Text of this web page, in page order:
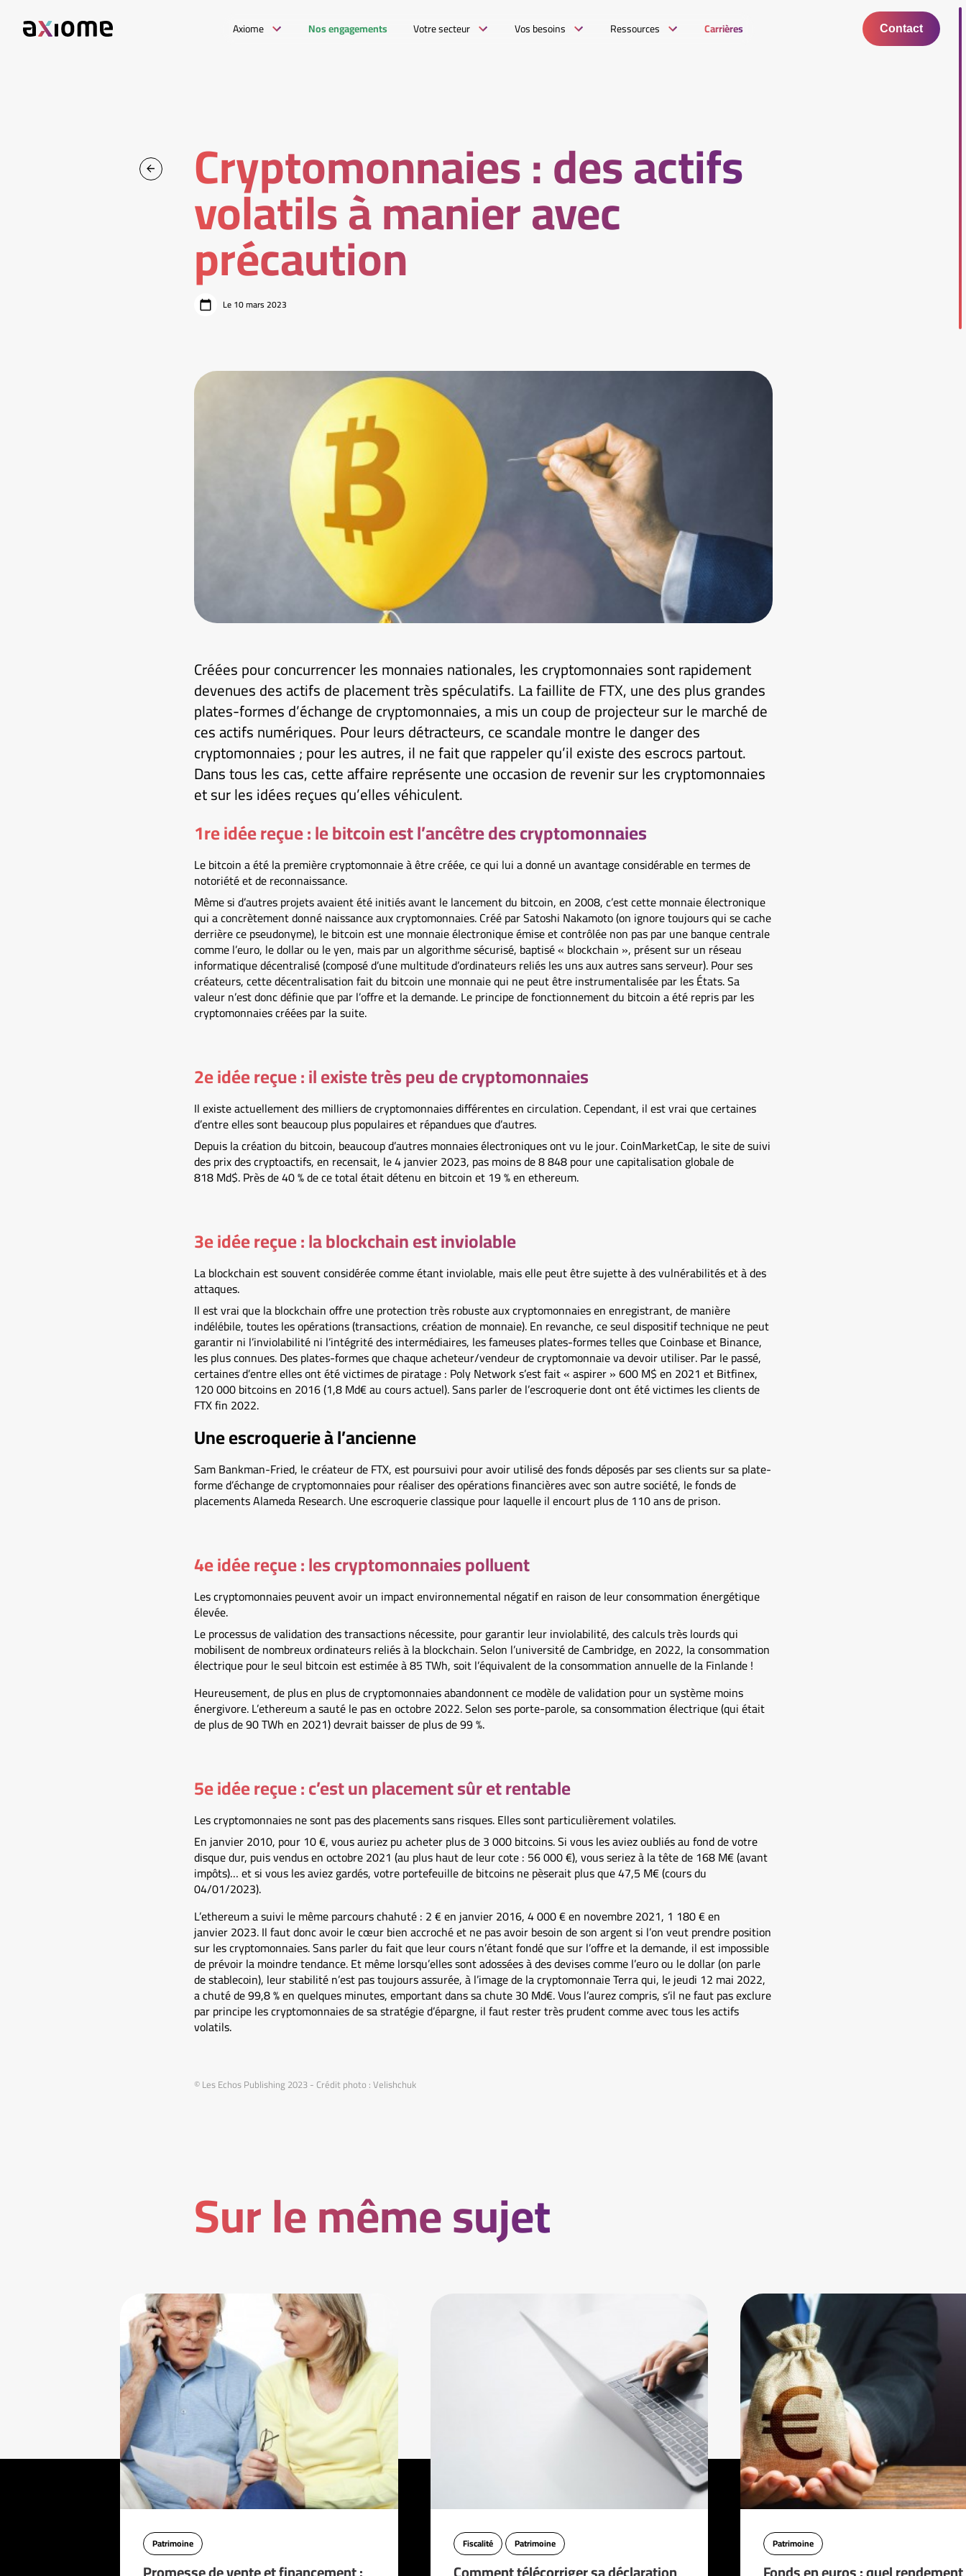
Axiome Nos engagements Votre secteur Vos besoins Ressources Carrières Contact
Cryptomonnaies : des actifs
volatils à manier avec
précaution
Le 10 mars 2023
Créées pour concurrencer les monnaies nationales, les cryptomonnaies sont rapidement
devenues des actifs de placement très spéculatifs. La faillite de FTX, une des plus grandes
plates-formes d’échange de cryptomonnaies, a mis un coup de projecteur sur le marché de
ces actifs numériques. Pour leurs détracteurs, ce scandale montre le danger des
cryptomonnaies ; pour les autres, il ne fait que rappeler qu’il existe des escrocs partout.
Dans tous les cas, cette affaire représente une occasion de revenir sur les cryptomonnaies
et sur les idées reçues qu’elles véhiculent.
1re idée reçue : le bitcoin est l’ancêtre des cryptomonnaies
Le bitcoin a été la première cryptomonnaie à être créée, ce qui lui a donné un avantage considérable en termes de
notoriété et de reconnaissance.
Même si d’autres projets avaient été initiés avant le lancement du bitcoin, en 2008, c’est cette monnaie électronique
qui a concrètement donné naissance aux cryptomonnaies. Créé par Satoshi Nakamoto (on ignore toujours qui se cache
derrière ce pseudonyme), le bitcoin est une monnaie électronique émise et contrôlée non pas par une banque centrale
comme l’euro, le dollar ou le yen, mais par un algorithme sécurisé, baptisé « blockchain », présent sur un réseau
informatique décentralisé (composé d’une multitude d’ordinateurs reliés les uns aux autres sans serveur). Pour ses
créateurs, cette décentralisation fait du bitcoin une monnaie qui ne peut être instrumentalisée par les États. Sa
valeur n’est donc définie que par l’offre et la demande. Le principe de fonctionnement du bitcoin a été repris par les
cryptomonnaies créées par la suite.
2e idée reçue : il existe très peu de cryptomonnaies
Il existe actuellement des milliers de cryptomonnaies différentes en circulation. Cependant, il est vrai que certaines
d’entre elles sont beaucoup plus populaires et répandues que d’autres.
Depuis la création du bitcoin, beaucoup d’autres monnaies électroniques ont vu le jour. CoinMarketCap, le site de suivi
des prix des cryptoactifs, en recensait, le 4 janvier 2023, pas moins de 8 848 pour une capitalisation globale de
818 Md$. Près de 40 % de ce total était détenu en bitcoin et 19 % en ethereum.
3e idée reçue : la blockchain est inviolable
La blockchain est souvent considérée comme étant inviolable, mais elle peut être sujette à des vulnérabilités et à des
attaques.
Il est vrai que la blockchain offre une protection très robuste aux cryptomonnaies en enregistrant, de manière
indélébile, toutes les opérations (transactions, création de monnaie). En revanche, ce seul dispositif technique ne peut
garantir ni l’inviolabilité ni l’intégrité des intermédiaires, les fameuses plates-formes telles que Coinbase et Binance,
les plus connues. Des plates-formes que chaque acheteur/vendeur de cryptomonnaie va devoir utiliser. Par le passé,
certaines d’entre elles ont été victimes de piratage : Poly Network s’est fait « aspirer » 600 M$ en 2021 et Bitfinex,
120 000 bitcoins en 2016 (1,8 Md€ au cours actuel). Sans parler de l’escroquerie dont ont été victimes les clients de
FTX fin 2022.
Une escroquerie à l’ancienne
Sam Bankman-Fried, le créateur de FTX, est poursuivi pour avoir utilisé des fonds déposés par ses clients sur sa plate-
forme d’échange de cryptomonnaies pour réaliser des opérations financières avec son autre société, le fonds de
placements Alameda Research. Une escroquerie classique pour laquelle il encourt plus de 110 ans de prison.
4e idée reçue : les cryptomonnaies polluent
Les cryptomonnaies peuvent avoir un impact environnemental négatif en raison de leur consommation énergétique
élevée.
Le processus de validation des transactions nécessite, pour garantir leur inviolabilité, des calculs très lourds qui
mobilisent de nombreux ordinateurs reliés à la blockchain. Selon l’université de Cambridge, en 2022, la consommation
électrique pour le seul bitcoin est estimée à 85 TWh, soit l’équivalent de la consommation annuelle de la Finlande !
Heureusement, de plus en plus de cryptomonnaies abandonnent ce modèle de validation pour un système moins
énergivore. L’ethereum a sauté le pas en octobre 2022. Selon ses porte-parole, sa consommation électrique (qui était
de plus de 90 TWh en 2021) devrait baisser de plus de 99 %.
5e idée reçue : c’est un placement sûr et rentable
Les cryptomonnaies ne sont pas des placements sans risques. Elles sont particulièrement volatiles.
En janvier 2010, pour 10 €, vous auriez pu acheter plus de 3 000 bitcoins. Si vous les aviez oubliés au fond de votre
disque dur, puis vendus en octobre 2021 (au plus haut de leur cote : 56 000 €), vous seriez à la tête de 168 M€ (avant
impôts)… et si vous les aviez gardés, votre portefeuille de bitcoins ne pèserait plus que 47,5 M€ (cours du
04/01/2023).
L’ethereum a suivi le même parcours chahuté : 2 € en janvier 2016, 4 000 € en novembre 2021, 1 180 € en
janvier 2023. Il faut donc avoir le cœur bien accroché et ne pas avoir besoin de son argent si l’on veut prendre position
sur les cryptomonnaies. Sans parler du fait que leur cours n’étant fondé que sur l’offre et la demande, il est impossible
de prévoir la moindre tendance. Et même lorsqu’elles sont adossées à des devises comme l’euro ou le dollar (on parle
de stablecoin), leur stabilité n’est pas toujours assurée, à l’image de la cryptomonnaie Terra qui, le jeudi 12 mai 2022,
a chuté de 99,8 % en quelques minutes, emportant dans sa chute 30 Md€. Vous l’aurez compris, s’il ne faut pas exclure
par principe les cryptomonnaies de sa stratégie d’épargne, il faut rester très prudent comme avec tous les actifs
volatils.
© Les Echos Publishing 2023 - Crédit photo : Velishchuk
Sur le même sujet
Patrimoine Fiscalité Patrimoine Patrimoine